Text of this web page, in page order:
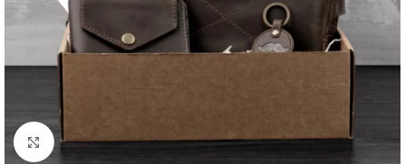
Клацніть, щоб збільшити